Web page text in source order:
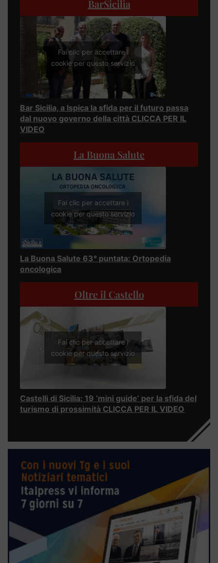
BarSicilia
Fai clic per accettare i
cookie per questo servizio
Bar Sicilia, a Ispica la sfida per il futuro passa
dal nuovo governo della città CLICCA PER IL
VIDEO
La Buona Salute
Fai clic per accettare i
cookie per questo servizio
La Buona Salute 63° puntata: Ortopedia
oncologica
Oltre il Castello
Fai clic per accettare i
cookie per questo servizio
Castelli di Sicilia: 19 ‘mini guide’ per la sfida del
turismo di prossimità CLICCA PER IL VIDEO